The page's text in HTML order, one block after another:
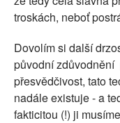
troskách, neboť
Dovolím si další
původní
přesvědčivost, tato
nadále existuje - a
fakticitou (!) ji